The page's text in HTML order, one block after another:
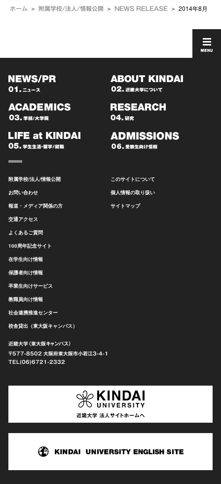
ホーム 附属学校/法人/情報公開 NEWS RELEASE 2014年8月
附属学校/法人/情報公開
お問い合わせ
報道・メディア関係の方
交通アクセス
よくあるご質問
100周年記念サイト
在学生向け情報
保護者向け情報
卒業生向けサービス
教職員向け情報
社会連携推進センター
校舎貸出（東大阪キャンパス）
このサイトについて
個人情報の取り扱い
サイトマップ
近畿大学（東大阪キャンパス）
〒577-8502 大阪府東大阪市小若江3-4-1
TEL(06)6721-2332